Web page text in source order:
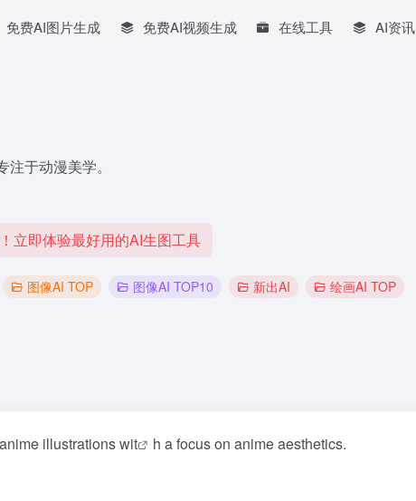
免费AI图片生成 免费AI视频生成 在线工具 AI资讯
于动漫美学。
立即体验最好用的AI生图工具
图像AI TOP 图像AI TOP10 新出AI 绘画AI TOP
illustrations wit h a focus on anime aesthetics.